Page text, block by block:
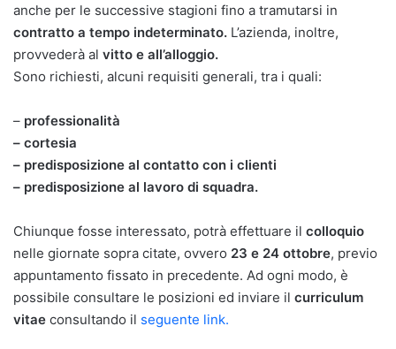
anche per le successive stagioni fino a tramutarsi in
contratto a tempo indeterminato. L’azienda, inoltre,
provvederà al vitto e all’alloggio.
Sono richiesti, alcuni requisiti generali, tra i quali:
– professionalità
– cortesia
– predisposizione al contatto con i clienti
– predisposizione al lavoro di squadra.
Chiunque fosse interessato, potrà effettuare il colloquio
nelle giornate sopra citate, ovvero 23 e 24 ottobre, previo
appuntamento fissato in precedente. Ad ogni modo, è
possibile consultare le posizioni ed inviare il curriculum
vitae consultando il seguente link.